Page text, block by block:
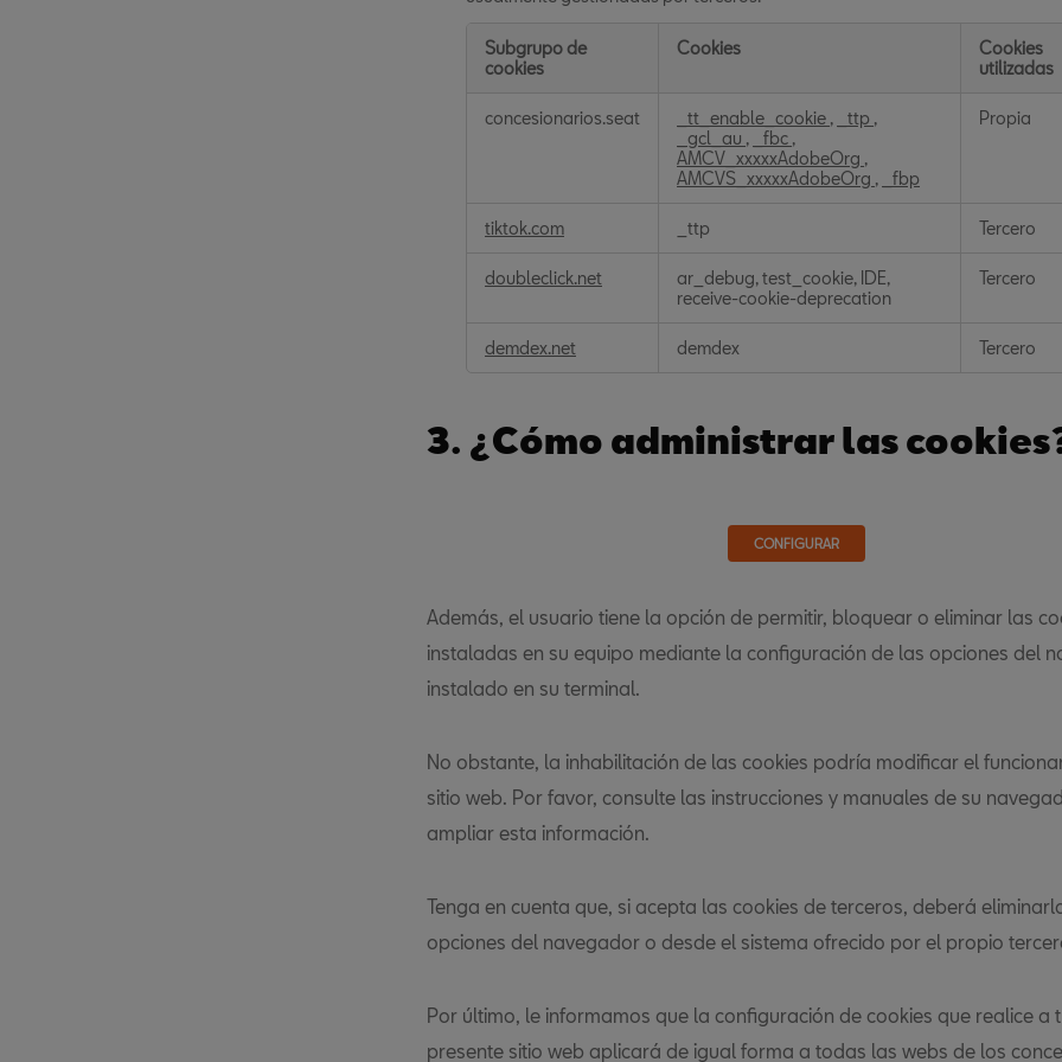
de
Subgrupo de
cookies
Cookies
Cookies
utilizadas
concesionarios.seat _tt_enable_cookie , _ttp ,
_gcl_au , _fbc ,
AMCV_xxxxxAdobeOrg ,
AMCVS_xxxxxAdobeOrg , _fbp
Propia
tiktok.com _ttp Tercero
doubleclick.net
ar_debug, test_cookie, IDE,
receive-cookie-deprecation
Tercero
demdex.net demdex Tercero
3. ¿Cómo administrar las
CONFIGURAR
Además, el usuario tiene la opción de permitir, bloquear o eliminar las
instaladas en su equipo mediante la configuración de las opciones del
instalado en su terminal.
No obstante, la inhabilitación de las cookies podría modificar el
sitio web. Por favor, consulte las instrucciones y manuales de su
ampliar esta información.
Tenga en cuenta que, si acepta las cookies de terceros, deberá
opciones del navegador o desde el sistema ofrecido por el propio
Por último, le informamos que la configuración de cookies que realice a
presente sitio web aplicará de igual forma a todas las webs de los